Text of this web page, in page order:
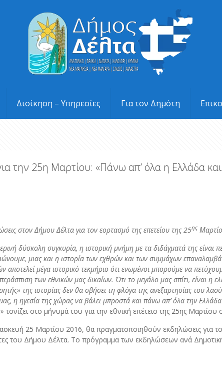
Διοίκηση – Υπηρεσίες Για τον Δημότη
25η Μαρτίου: «Πάνω απ’ όλα η Ελλάδα και
στον Δήμου Δέλτα για τον εορτασμό της επετείου της 25ης
δύσκολη συγκυρία, η ιστορική μνήμη με τα διδάγματά της είναι
μιας και η ιστορία των εχθρών και των συμμάχων
αποτελεί μέγα ιστορικό τεκμήριο ότι ενωμένοι μπορούμε να
των εθνικών μας δικαίων. Ότι το μεγάλο μας σπίτι, είναι η
της ιστορίας δεν θα σβήσει τη φλόγα της ανεξαρτησίας του
η ηγεσία της χώρας να βάλει μπροστά και πάνω απ’ όλα την
τονίζει στο μήνυμά του για την εθνική επέτειο της 25ης
25 Μαρτίου 2016, θα πραγματοποιηθούν εκδηλώσεις για
του Δήμου Δέλτα. Το πρόγραμμα των εκδηλώσεων ανά